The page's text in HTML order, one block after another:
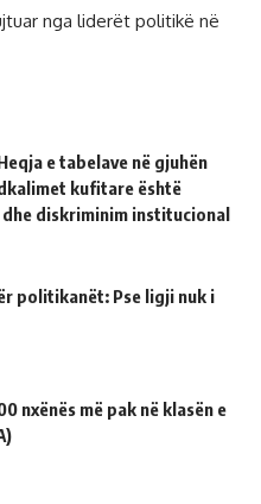
nga liderët politikë në
e tabelave në gjuhën
kufitare është
diskriminim institucional
politikanët: Pse ligji nuk i
nxënës më pak në klasën e